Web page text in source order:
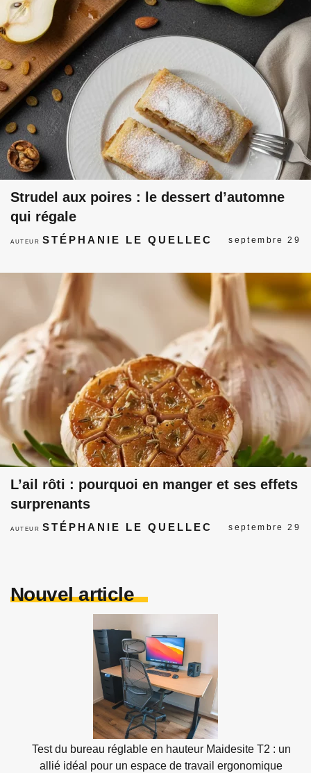
Strudel aux poires : le dessert d’automne
qui régale
AUTEURSTÉPHANIE LE QUELLEC septembre 29
L’ail rôti : pourquoi en manger et ses effets
surprenants
AUTEURSTÉPHANIE LE QUELLEC septembre 29
Nouvel article
Test du bureau réglable en hauteur Maidesite T2 : un
allié idéal pour un espace de travail ergonomique